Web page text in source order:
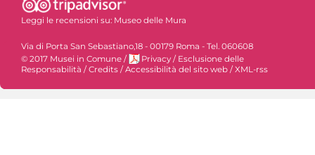
Leggi le recensioni su: Museo delle Mura
Via di Porta San Sebastiano,18 - 00179 Roma - Tel. 060608
© 2017 Musei in Comune / Privacy / Esclusione delle
Responsabilità / Credits / Accessibilità del sito web / XML-rss